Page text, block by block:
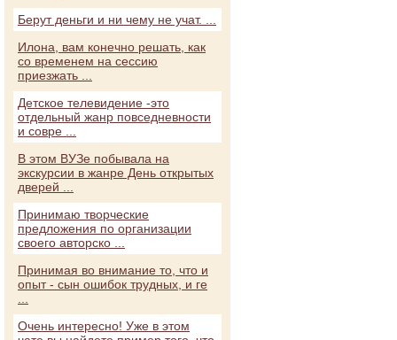
Берут деньги и ни чему не учат. ...
Илона, вам конечно решать, как
со временем на сессию
приезжать ...
Детское телевидение -это
отдельный жанр повседневности
и совре ...
В этом ВУЗе побывала на
экскурсии в жанре День открытых
дверей ...
Принимаю творческие
предложения по организации
своего авторско ...
Принимая во внимание то, что и
опыт - сын ошибок трудных, и ге
Очень интересно! Уже в этом